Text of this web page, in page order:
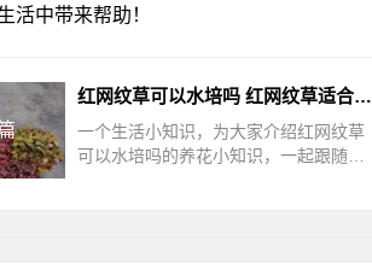
活中带来帮助！
红网纹草可以水培吗 红网纹草适合水培吗？
一个生活小知识，为大家介绍红网纹草
可以水培吗的养花小知识，一起跟随小